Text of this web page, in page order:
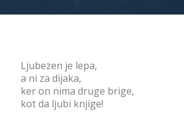
Ljubezen je lepa,
a ni za dijaka,
ker on nima druge brige,
kot da ljubi knjige!